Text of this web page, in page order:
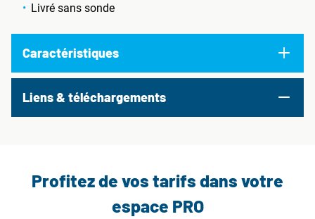
Livré sans sonde
Caractéristiques
Liens & téléchargements
Profitez de vos tarifs dans votre
espace PRO